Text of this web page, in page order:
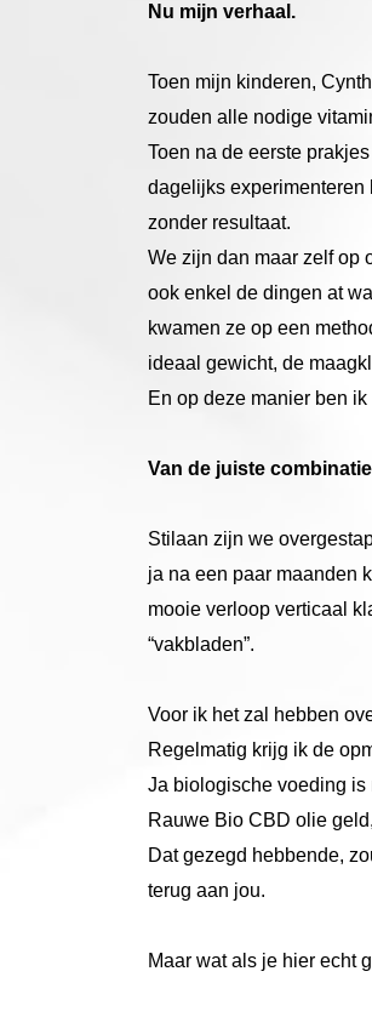
Nu mijn verhaal.
Toen mijn kinderen,
zouden alle nodige
Toen na de eerste
dagelijks experimenteren
zonder resultaat.
We zijn dan maar zelf op
ook enkel de dingen at
kwamen ze op een
ideaal gewicht, de
En op deze manier ben
Van de juiste
Stilaan zijn we
ja na een paar maanden
mooie verloop verticaal
“vakbladen”.
Voor ik het zal hebben
Regelmatig krijg ik de
Ja biologische voeding is
Rauwe Bio CBD olie
Dat gezegd hebbende,
terug aan jou.
Maar wat als je hier echt